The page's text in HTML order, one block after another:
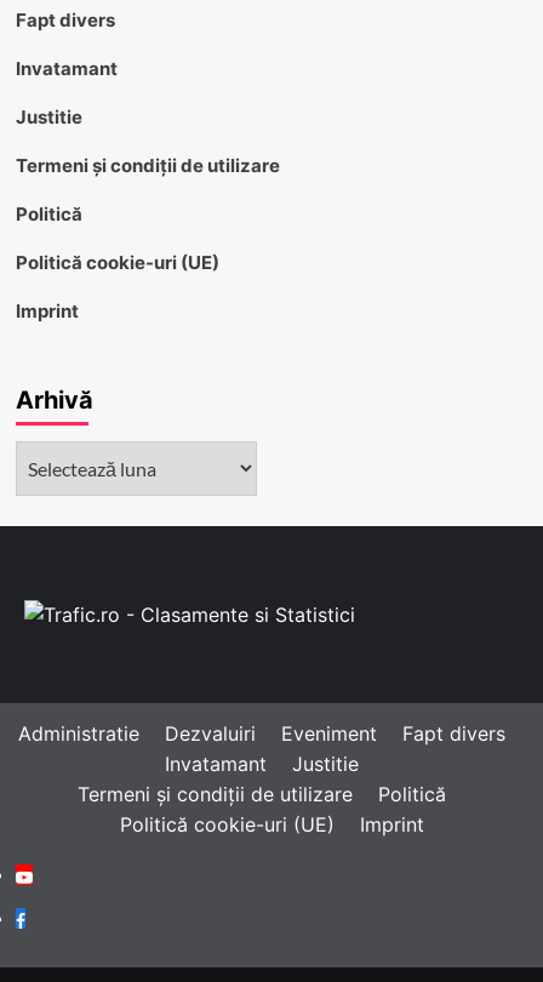
Fapt divers
Invatamant
Justitie
Termeni și condiții de utilizare
Politică
Politică cookie-uri (UE)
Imprint
Arhivă
Administratie Dezvaluiri Eveniment
Fapt divers
Invatamant
Justitie
Termeni și condiții de utilizare
Politică
Politică cookie-uri (UE)
Imprint
Youtube
Facebook